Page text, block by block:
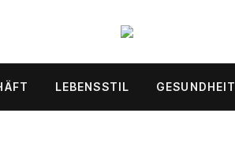
LEBENSSTIL GESUNDHEIT